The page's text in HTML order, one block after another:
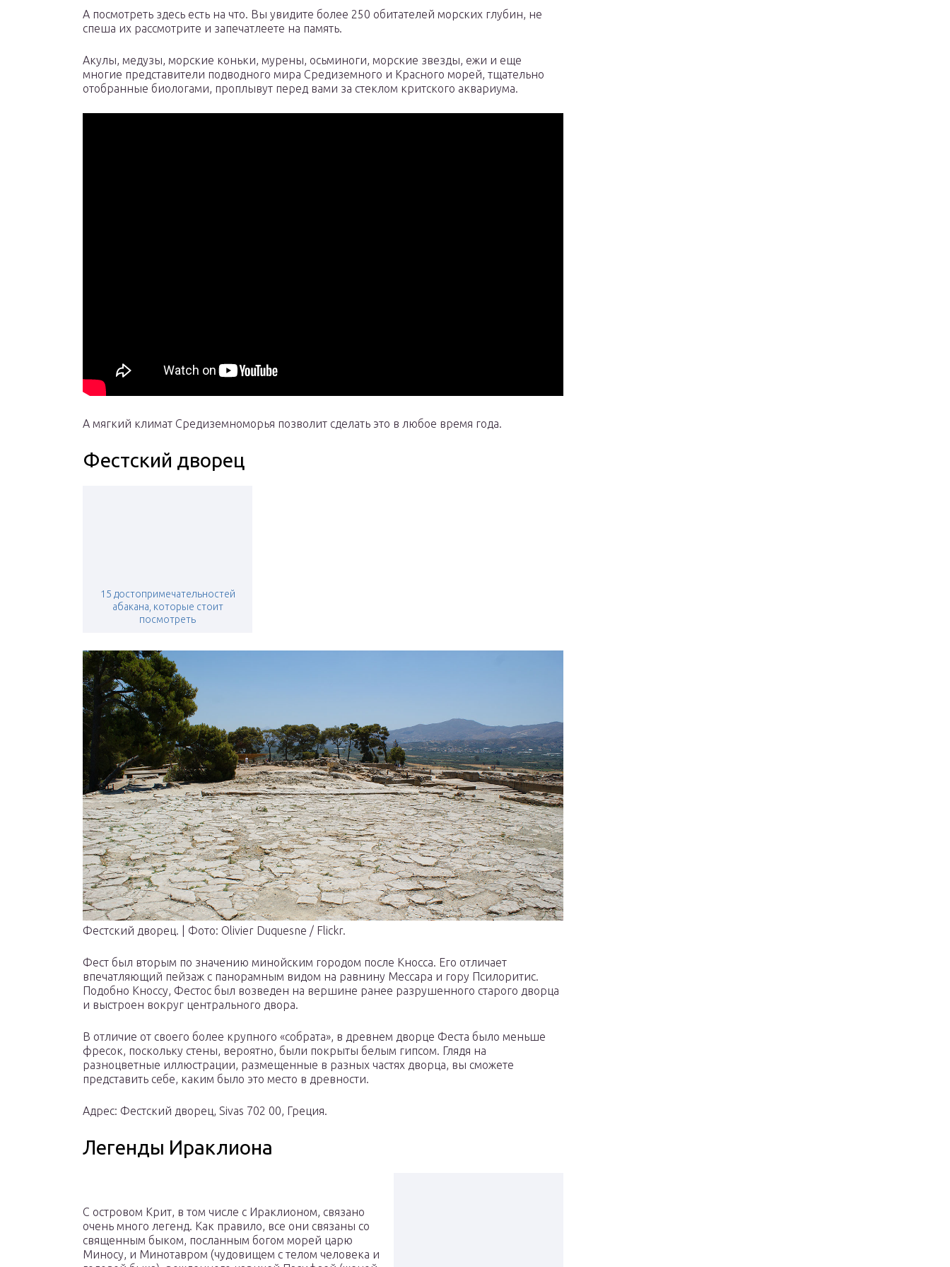
А посмотреть здесь есть на что. Вы увидите более 250 обитателей морских глубин, не
спеша их рассмотрите и запечатлеете на память.
Акулы, медузы, морские коньки, мурены, осьминоги, морские звезды, ежи и еще
многие представители подводного мира Средиземного и Красного морей, тщательно
отобранные биологами, проплывут перед вами за стеклом критского аквариума.
А мягкий климат Средиземноморья позволит сделать это в любое время года.
Фестский дворец
15 достопримечательностей
абакана, которые стоит
посмотреть
Фестский дворец. | Фото: Olivier Duquesne / Flickr.
Фест был вторым по значению минойским городом после Кносса. Его отличает
впечатляющий пейзаж с панорамным видом на равнину Мессара и гору Псилоритис.
Подобно Кноссу, Фестос был возведен на вершине ранее разрушенного старого дворца
и выстроен вокруг центрального двора.
В отличие от своего более крупного «собрата», в древнем дворце Феста было меньше
фресок, поскольку стены, вероятно, были покрыты белым гипсом. Глядя на
разноцветные иллюстрации, размещенные в разных частях дворца, вы сможете
представить себе, каким было это место в древности.
Адрес: Фестский дворец, Sivas 702 00, Греция.
Легенды Ираклиона
С островом Крит, в том числе с Ираклионом, связано
очень много легенд. Как правило, все они связаны со
священным быком, посланным богом морей царю
Миносу, и Минотавром (чудовищем с телом человека и